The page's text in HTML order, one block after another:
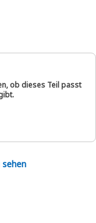
ob dieses Teil passt
sehen